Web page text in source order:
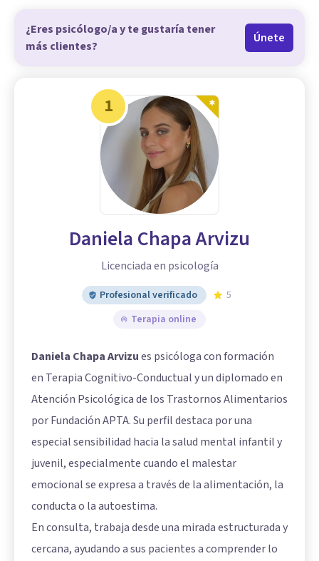
¿Eres psicólogo/a y te gustaría tener
más clientes?
Únete
1
Daniela Chapa Arvizu
Licenciada en psicología
Profesional verificado
5
Terapia online
Daniela Chapa Arvizues psicóloga con formación
en Terapia Cognitivo-Conductual y un diplomado en
Atención Psicológica de los Trastornos Alimentarios
por Fundación APTA. Su perfil destaca por una
especial sensibilidad hacia la salud mental infantil y
juvenil, especialmente cuando el malestar
emocional se expresa a través de la alimentación, la
conducta o la autoestima.
En consulta, trabaja desde una mirada estructurada y
cercana, ayudando a sus pacientes a comprender lo